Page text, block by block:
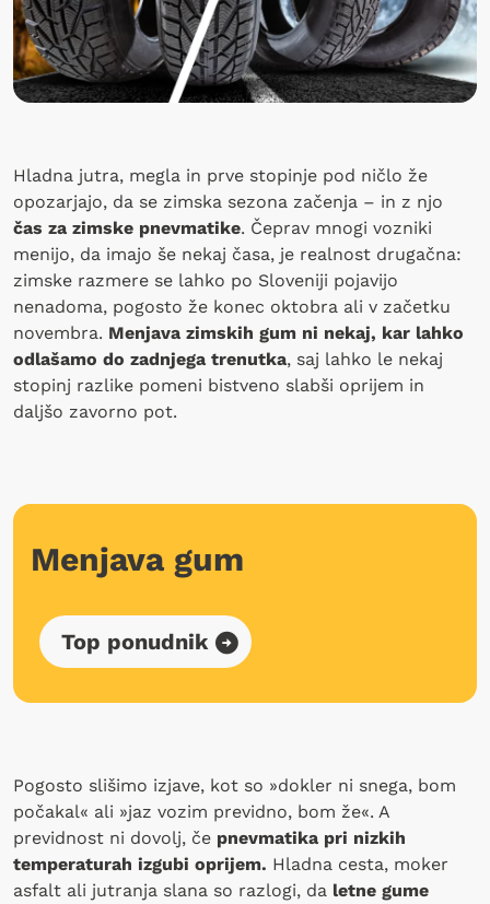
Hladna jutra, megla in prve stopinje pod ničlo že
opozarjajo, da se zimska sezona začenja – in z njo
čas za zimske pnevmatike. Čeprav mnogi vozniki
menijo, da imajo še nekaj časa, je realnost drugačna:
zimske razmere se lahko po Sloveniji pojavijo
nenadoma, pogosto že konec oktobra ali v začetku
novembra. Menjava zimskih gum ni nekaj, kar lahko
odlašamo do zadnjega trenutka, saj lahko le nekaj
stopinj razlike pomeni bistveno slabši oprijem in
daljšo zavorno pot.
Menjava gum
Top ponudnik
Pogosto slišimo izjave, kot so »dokler ni snega, bom
počakal« ali »jaz vozim previdno, bom že«. A
previdnost ni dovolj, če pnevmatika pri nizkih
temperaturah izgubi oprijem. Hladna cesta, moker
asfalt ali jutranja slana so razlogi, da letne gume